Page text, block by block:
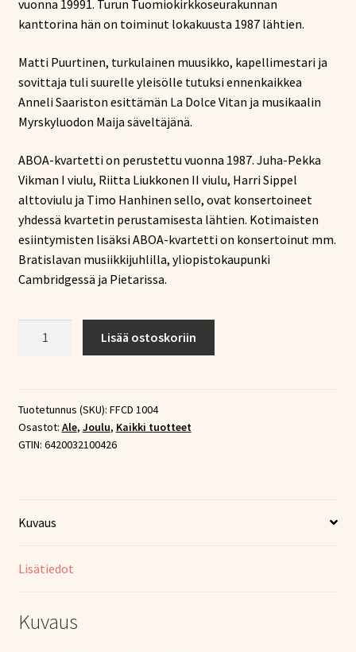
vuonna 19991. Turun Tuomiokirkkoseurakunnan
kanttorina hän on toiminut lokakuusta 1987 lähtien.
Matti Puurtinen, turkulainen muusikko, kapellimestari ja
sovittaja tuli suurelle yleisölle tutuksi ennenkaikkea
Anneli Saariston esittämän La Dolce Vitan ja musikaalin
Myrskyluodon Maija säveltäjänä.
ABOA-kvartetti on perustettu vuonna 1987. Juha-Pekka
Vikman I viulu, Riitta Liukkonen II viulu, Harri Sippel
alttoviulu ja Timo Hanhinen sello, ovat konsertoineet
yhdessä kvartetin perustamisesta lähtien. Kotimaisten
esiintymisten lisäksi ABOA-kvartetti on konsertoinut mm.
Bratislavan musiikkijuhlilla, yliopistokaupunki
Cambridgessä ja Pietarissa.
Ihme
(CD)
määrä
Lisää ostoskoriin
Tuotetunnus (SKU): FFCD 1004
Osastot: Ale, Joulu, Kaikki tuotteet
GTIN: 6420032100426
Kuvaus
Lisätiedot
Kuvaus